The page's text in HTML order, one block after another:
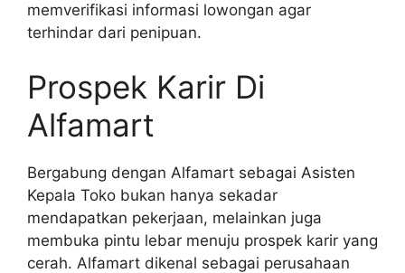
memverifikasi informasi lowongan agar
terhindar dari penipuan.
Prospek Karir Di
Alfamart
Bergabung dengan Alfamart sebagai Asisten
Kepala Toko bukan hanya sekadar
mendapatkan pekerjaan, melainkan juga
membuka pintu lebar menuju prospek karir yang
cerah. Alfamart dikenal sebagai perusahaan